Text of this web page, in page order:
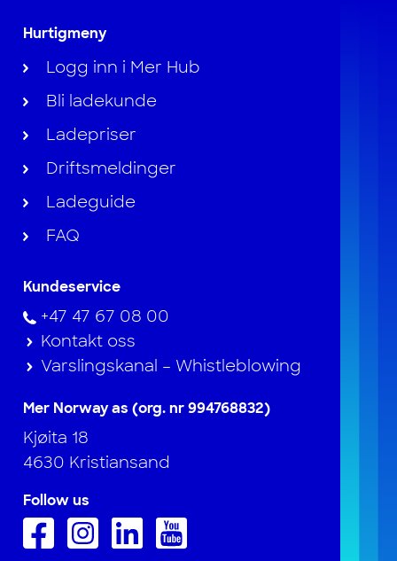
Hurtigmeny
Logg inn i Mer Hub
Bli ladekunde
Ladepriser
Driftsmeldinger
Ladeguide
FAQ
Kundeservice
+47 47 67 08 00
Kontakt oss
Varslingskanal – Whistleblowing
Mer Norway as (org. nr 994768832)
Kjøita 18
4630 Kristiansand
Follow us